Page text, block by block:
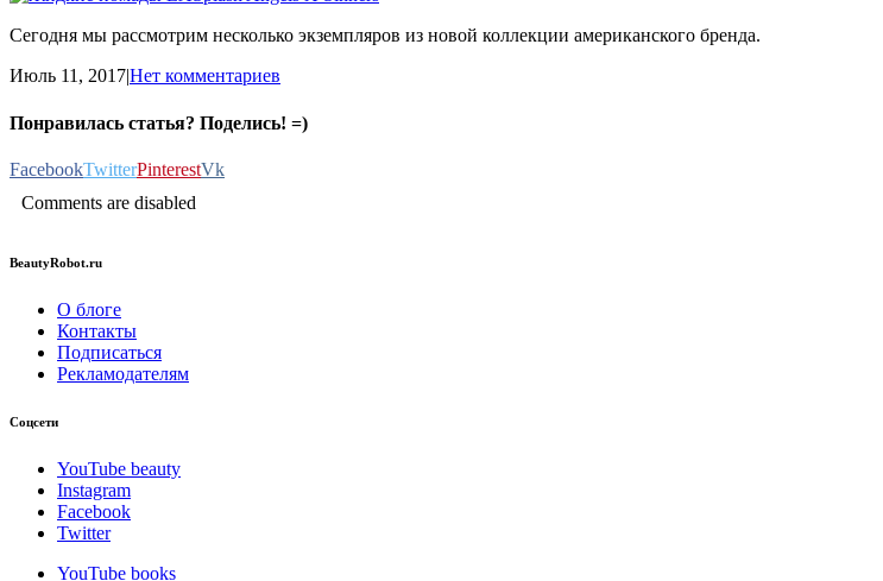
Сегодня мы рассмотрим несколько экземпляров из новой коллекции американского бренда.
Июль 11, 2017|Нет комментариев
Понравилась статья? Поделись! =)
FacebookTwitterPinterestVk
Comments are disabled
BeautyRobot.ru
О блоге
Контакты
Подписаться
Рекламодателям
Соцсети
YouTube beauty
Instagram
Facebook
Twitter
YouTube books